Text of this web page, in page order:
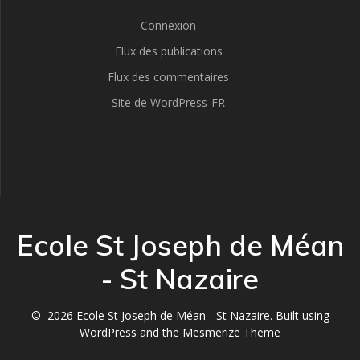
Connexion
Flux des publications
Flux des commentaires
Site de WordPress-FR
Ecole St Joseph de Méan
- St Nazaire
© 2026 Ecole St Joseph de Méan - St Nazaire. Built using
WordPress and the Mesmerize Theme